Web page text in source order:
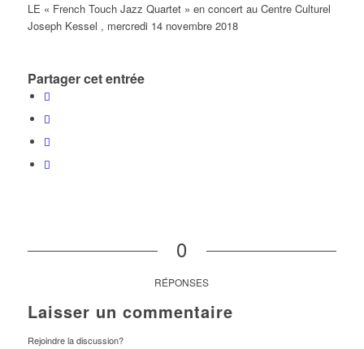
LE « French Touch Jazz Quartet » en concert au Centre Culturel
Joseph Kessel , mercredi 14 novembre 2018
Partager cet entrée
0
RÉPONSES
Laisser un commentaire
Rejoindre la discussion?